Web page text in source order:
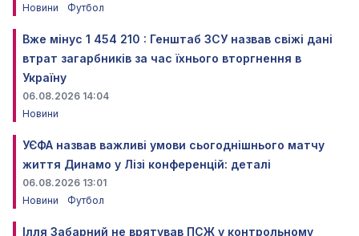
Новини
Футбол
Вже мінус 1 454 210 : Генштаб ЗСУ назвав свіжі дані
втрат загарбників за час їхнього вторгнення в
Україну
06.08.2026 14:04
Новини
УЄФА назвав важливі умови сьогоднішнього матчу
життя Динамо у Лізі конференцій: деталі
06.08.2026 13:01
Новини
Футбол
Ілля Забарний не врятував ПСЖ у контрольному